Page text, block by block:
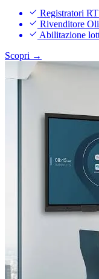
Registratori
Rivenditore
Abilitazione
Scopri →